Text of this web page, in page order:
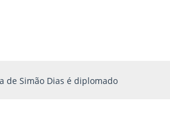
de Simão Dias é diplomado